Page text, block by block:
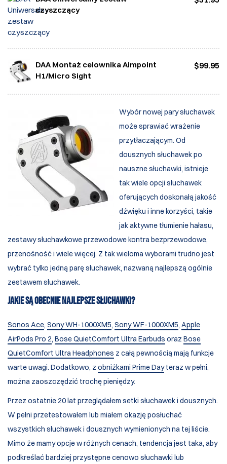
czyszczący
DAA Montaż celownika Aimpoint
H1/Micro Sight
$99.95
Wybór nowej pary słuchawek
może sprawiać wrażenie
przytłaczającym. Od
dousznych słuchawek po
nauszne słuchawki, istnieje
tak wiele opcji słuchawek
oferujących doskonałą jakość
dźwięku i inne korzyści, takie
jak aktywne tłumienie hałasu,
zestawy słuchawkowe przewodowe kontra bezprzewodowe,
przenośność i wiele więcej. Z tak wieloma wyborami trudno jest
wybrać tylko jedną parę słuchawek, nazwaną najlepszą ogólnie
zestawem słuchawek.
JAKIE SĄ OBECNIE NAJLEPSZE SŁUCHAWKI?
Sonos Ace, Sony WH-1000XM5, Sony WF-1000XM5, Apple
AirPods Pro 2, Bose QuietComfort Ultra Earbuds oraz Bose
QuietComfort Ultra Headphones z całą pewnością mają funkcje
warte uwagi. Dodatkowo, z obniżkami Prime Dayteraz w pełni,
można zaoszczędzić trochę pieniędzy.
Przez ostatnie 20 lat przeglądałem setki słuchawek i dousznych.
W pełni przetestowałem lub miałem okazję posłuchać
wszystkich słuchawek i dousznych wymienionych na tej liście.
Mimo że mamy opcje w różnych cenach, tendencja jest taka, aby
podkreślać bardziej przystępne cenowo słuchawki lub